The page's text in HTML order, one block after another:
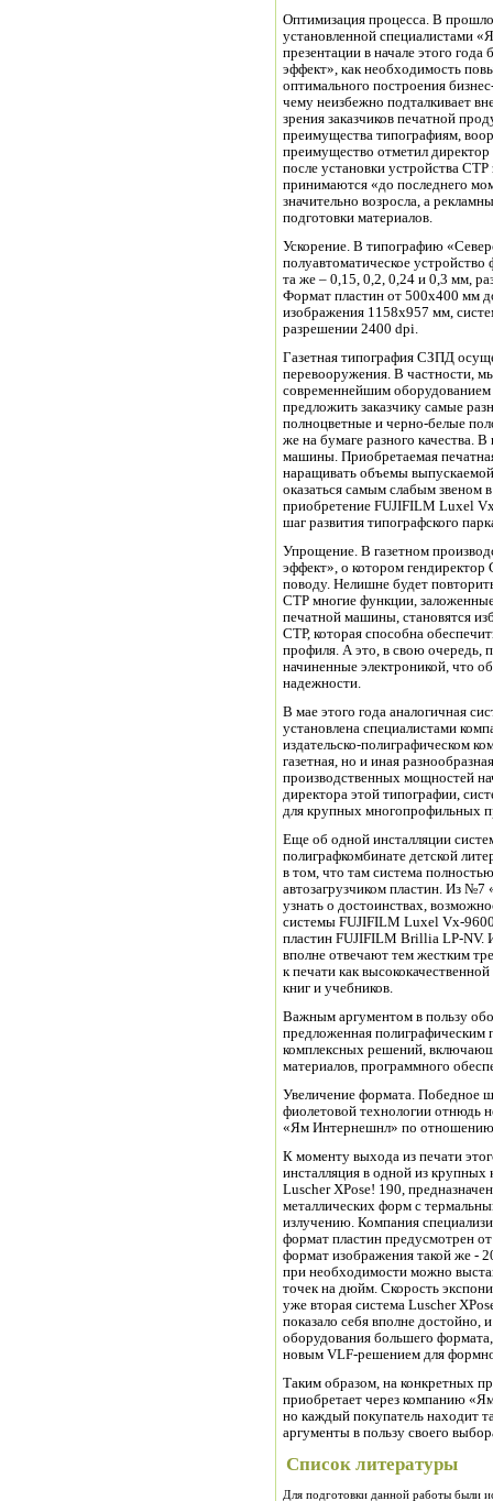
Оптимизация процесса. В
установленной специалистами
презентации в начале этого
эффект», как необходимость
оптимального построения
чему неизбежно подталкивает
зрения заказчиков печатной
преимущества типографиям,
преимущество отметил
после установки устройства
принимаются «до последнего
значительно возросла, а
подготовки материалов.
Ускорение. В типографию
полуавтоматическое
та же – 0,15, 0,2, 0,24 и 0,3 мм,
Формат пластин от 500х400 мм
изображения 1158х957 мм,
разрешении 2400 dpi.
Газетная типография СЗПД
перевооружения. В частности,
современнейшим оборудованием
предложить заказчику самые
полноцветные и черно-белые
же на бумаге разного качества.
машины. Приобретаемая
наращивать объемы
оказаться самым слабым звеном
приобретение FUJIFILM Luxel
шаг развития типографского
Упрощение. В газетном
эффект», о котором
поводу. Нелишне будет
СТР многие функции,
печатной машины, становятся
СТР, которая способна
профиля. А это, в свою очередь,
начиненные электроникой, что
надежности.
В мае этого года аналогичная
установлена специалистами
издательско-полиграфическом
газетная, но и иная
производственных мощностей
директора этой типографии,
для крупных многопрофильных
Еще об одной инсталляции
полиграфкомбинате детской
в том, что там система
автозагрузчиком пластин. Из
узнать о достоинствах,
системы FUJIFILM Luxel Vx-
пластин FUJIFILM Brillia LP-NV.
вполне отвечают тем жестким
к печати как
книг и учебников.
Важным аргументом в пользу
предложенная полиграфическим
комплексных решений,
материалов, программного
Увеличение формата. Победное
фиолетовой технологии отнюдь
«Ям Интернешнл» по отношению
К моменту выхода из печати
инсталляция в одной из
Luscher XPose! 190,
металлических форм с
излучению. Компания
формат пластин предусмотрен
формат изображения такой же -
при необходимости можно
точек на дюйм. Скорость
уже вторая система Luscher
показало себя вполне достойно,
оборудования большего
новым VLF-решением для
Таким образом, на конкретных
приобретает через компанию
но каждый покупатель находит
аргументы в пользу своего
Список литературы
Для подготовки данной работы были